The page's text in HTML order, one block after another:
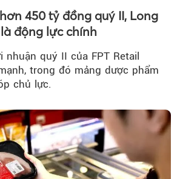
450 tỷ đồng quý II, Long
động lực chính
nhuận quý II của FPT Retail
trong đó mảng dược phẩm
chủ lực.